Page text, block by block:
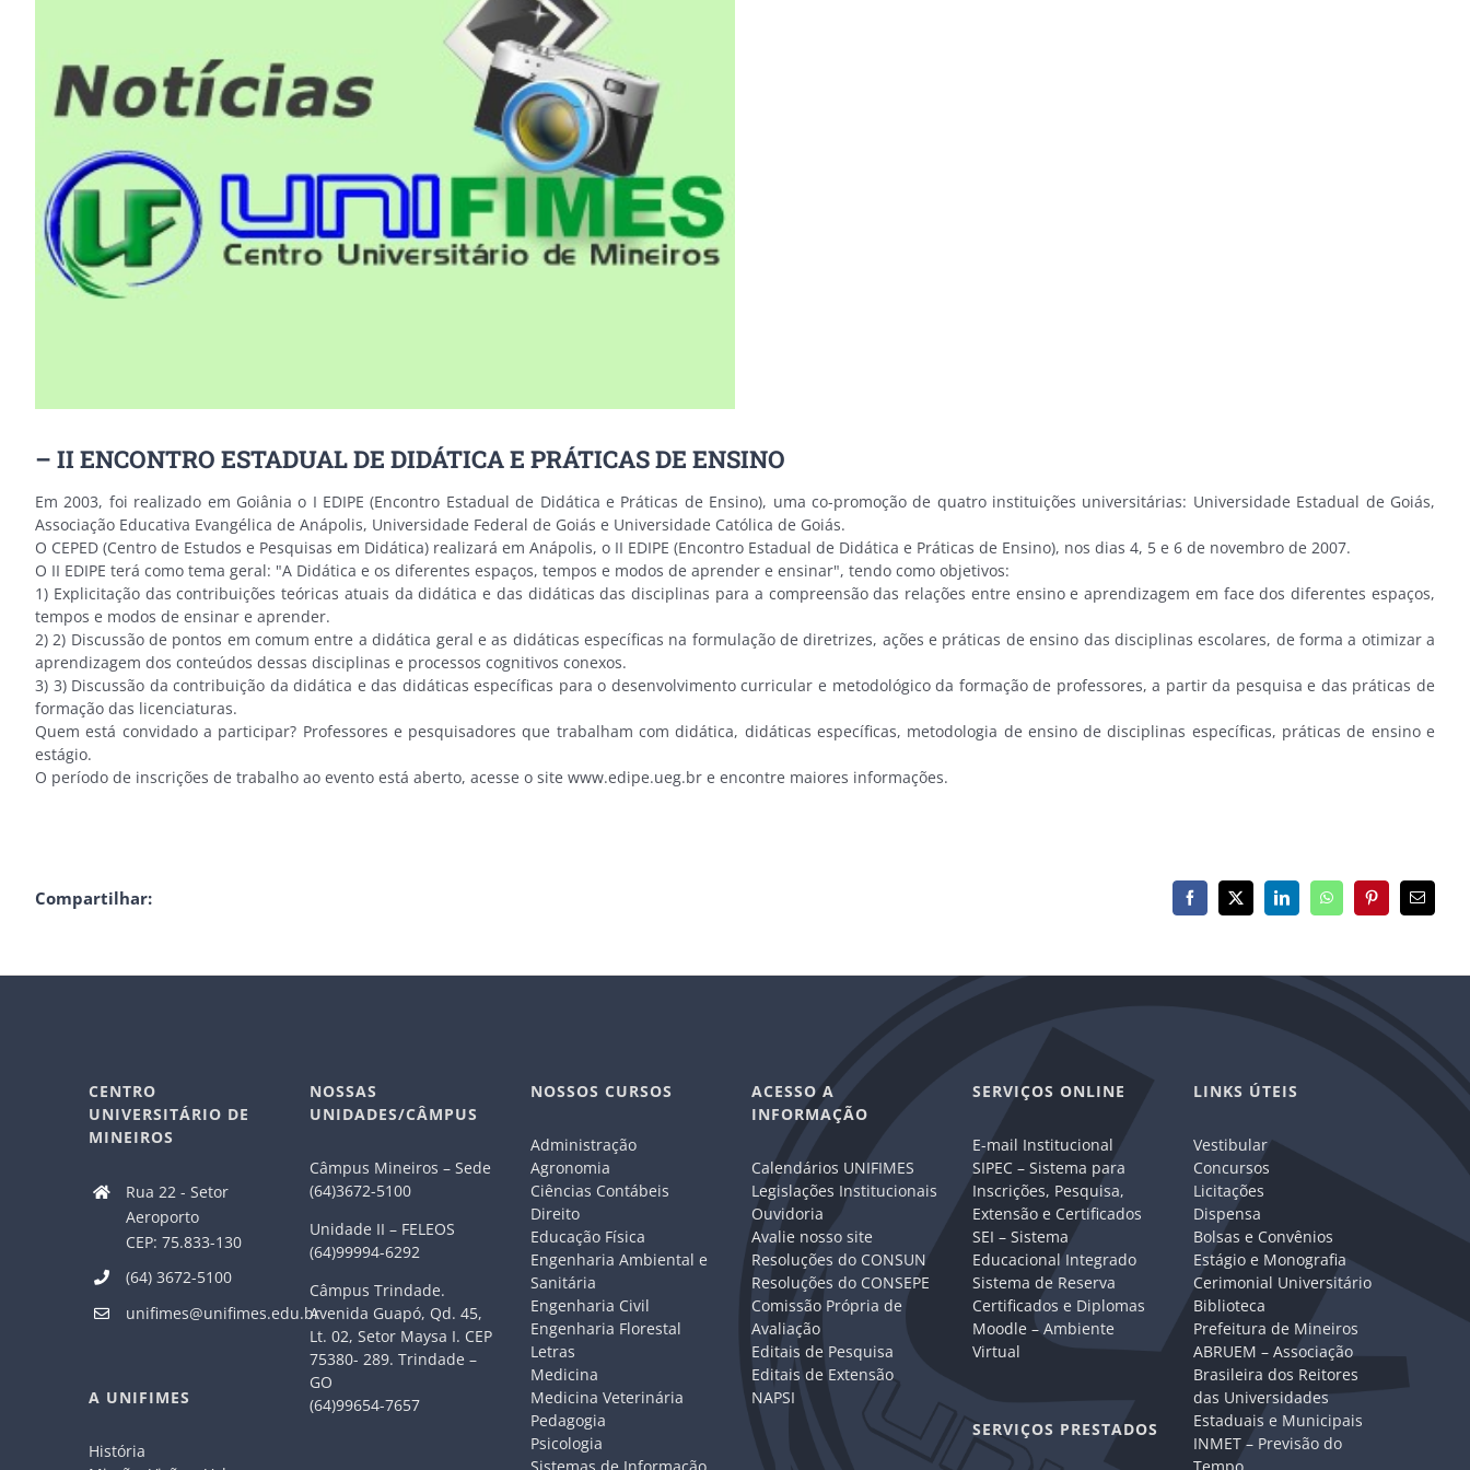
– II ENCONTRO ESTADUAL DE DIDÁTICA E PRÁTICAS DE ENSINO
Em 2003, foi realizado em Goiânia o I EDIPE (Encontro Estadual de Didática e Práticas de Ensino), uma co-promoção de quatro instituições universitárias: Universidade Estadual de Goiás,
Associação Educativa Evangélica de Anápolis, Universidade Federal de Goiás e Universidade Católica de Goiás.
O CEPED (Centro de Estudos e Pesquisas em Didática) realizará em Anápolis, o II EDIPE (Encontro Estadual de Didática e Práticas de Ensino), nos dias 4, 5 e 6 de novembro de 2007.
O II EDIPE terá como tema geral: "A Didática e os diferentes espaços, tempos e modos de aprender e ensinar", tendo como objetivos:
1) Explicitação das contribuições teóricas atuais da didática e das didáticas das disciplinas para a compreensão das relações entre ensino e aprendizagem em face dos diferentes espaços,
tempos e modos de ensinar e aprender.
2) 2) Discussão de pontos em comum entre a didática geral e as didáticas específicas na formulação de diretrizes, ações e práticas de ensino das disciplinas escolares, de forma a otimizar a
aprendizagem dos conteúdos dessas disciplinas e processos cognitivos conexos.
3) 3) Discussão da contribuição da didática e das didáticas específicas para o desenvolvimento curricular e metodológico da formação de professores, a partir da pesquisa e das práticas de
formação das licenciaturas.
Quem está convidado a participar? Professores e pesquisadores que trabalham com didática, didáticas específicas, metodologia de ensino de disciplinas específicas, práticas de ensino e
estágio.
O período de inscrições de trabalho ao evento está aberto, acesse o site www.edipe.ueg.br e encontre maiores informações.
Compartilhar: Facebook
X LinkedInWhatsAppPinterest
E-
mail
CENTRO
UNIVERSITÁRIO DE
MINEIROS
Rua 22 - Setor
Aeroporto
CEP: 75.833-130
(64) 3672-5100
unifimes@unifimes.edu.br
A UNIFIMES
História
NOSSAS
UNIDADES/CÂMPUS
Câmpus Mineiros – Sede
(64)3672-5100
Unidade II – FELEOS
(64)99994-6292
Câmpus Trindade.
Avenida Guapó, Qd. 45,
Lt. 02, Setor Maysa I. CEP
75380- 289. Trindade –
GO
(64)99654-7657
NOSSOS CURSOS
Administração
Agronomia
Ciências Contábeis
Direito
Educação Física
Engenharia Ambiental e
Sanitária
Engenharia Civil
Engenharia Florestal
Letras
Medicina
Medicina Veterinária
Pedagogia
Psicologia
Sistemas de Informação
ACESSO A
INFORMAÇÃO
Calendários UNIFIMES
Legislações Institucionais
Ouvidoria
Avalie nosso site
Resoluções do CONSUN
Resoluções do CONSEPE
Comissão Própria de
Avaliação
Editais de Pesquisa
Editais de Extensão
NAPSI
SERVIÇOS ONLINE
E-mail Institucional
SIPEC – Sistema para
Inscrições, Pesquisa,
Extensão e Certificados
SEI – Sistema
Educacional Integrado
Sistema de Reserva
Certificados e Diplomas
Moodle – Ambiente
Virtual
SERVIÇOS PRESTADOS
LINKS ÚTEIS
Vestibular
Concursos
Licitações
Dispensa
Bolsas e Convênios
Estágio e Monografia
Cerimonial Universitário
Biblioteca
Prefeitura de Mineiros
ABRUEM – Associação
Brasileira dos Reitores
das Universidades
Estaduais e Municipais
INMET – Previsão do
Tempo